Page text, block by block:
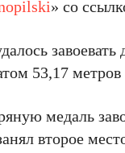
» со
53,17
медаль
второе